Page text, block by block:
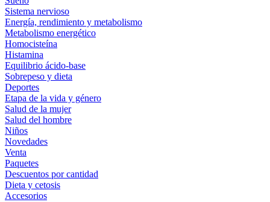
Sistema nervioso
Energía, rendimiento y metabolismo
Metabolismo energético
Homocisteína
Histamina
Equilibrio ácido-base
Sobrepeso y dieta
Deportes
Etapa de la vida y género
Salud de la mujer
Salud del hombre
Niños
Novedades
Venta
Paquetes
Descuentos por cantidad
Dieta y cetosis
Accesorios